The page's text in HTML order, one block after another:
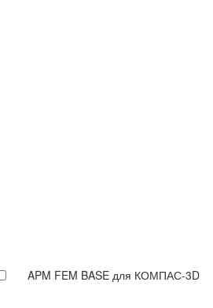
APM FEM BASE для КОМПАС-3D